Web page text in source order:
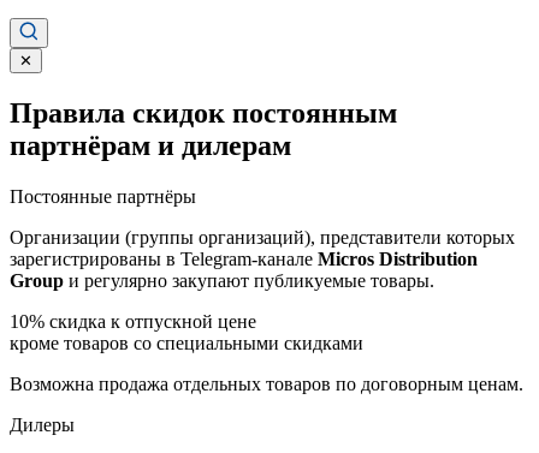
✕
Правила скидок постоянным
партнёрам и дилерам
Постоянные партнёры
Организации (группы организаций), представители которых
зарегистрированы в Telegram-канале Micros Distribution
Group и регулярно закупают публикуемые товары.
10% скидка к отпускной цене
кроме товаров со специальными скидками
Возможна продажа отдельных товаров по договорным ценам.
Дилеры